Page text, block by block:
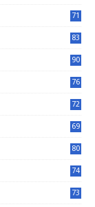
71
83
90
76
72
69
80
74
73